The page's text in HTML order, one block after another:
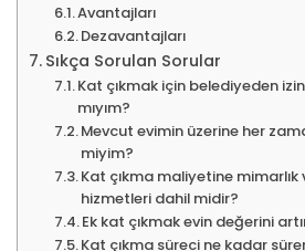
Avantajları
Dezavantajları
Sıkça Sorulan Sorular
Kat çıkmak için belediyeden
mıyım?
Mevcut evimin üzerine her
miyim?
Kat çıkma maliyetine mimarlık
hizmetleri dahil midir?
Ek kat çıkmak evin değerini
Kat çıkma süreci ne kadar